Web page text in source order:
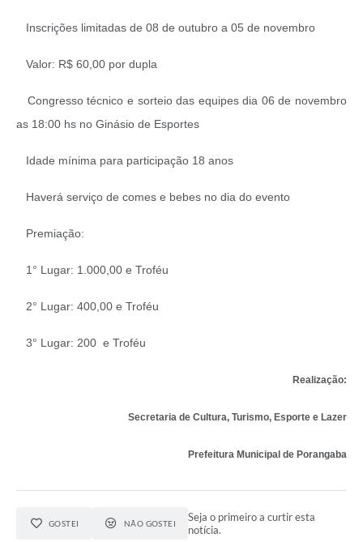
Inscrições limitadas de 08 de outubro a 05 de novembro
Valor: R$ 60,00 por dupla
Congresso técnico e sorteio das equipes dia 06 de novembro
as 18:00 hs no Ginásio de Esportes
Idade mínima para participação 18 anos
Haverá serviço de comes e bebes no dia do evento
Premiação:
1° Lugar: 1.000,00 e Troféu
2° Lugar: 400,00 e Troféu
3° Lugar: 200 e Troféu
Realização:
Secretaria de Cultura, Turismo, Esporte e Lazer
Prefeitura Municipal de Porangaba
GOSTEI NÃO GOSTEI
Seja o primeiro a curtir esta
notícia.